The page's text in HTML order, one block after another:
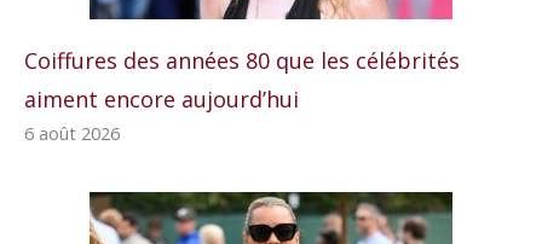
Coiffures des années 80 que les célébrités
aiment encore aujourd’hui
6 août 2026